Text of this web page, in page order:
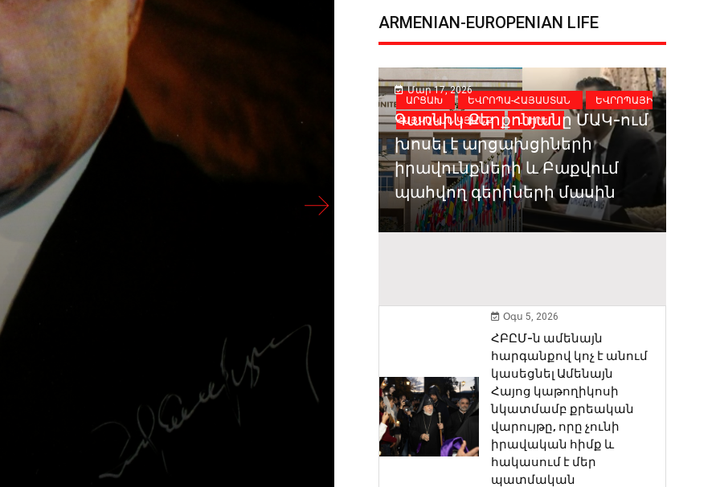
ARMENIAN-EUROPENIAN LIFE
ՀԱՅԿԱԿԱՆ
ԵՎՐՈՊԱՅԻ ՀԱՅԿԱԿԱՆ ԿՅԱՆՔ
ՀՈՒՆԳԱՐԻԱ
բուդապեշտյան համաժողովի
ԱՐՑԱԽ ԵՎՐՈՊԱ-ՀԱՅԱՍՏԱՆ
ԵՎՐՈՊԱՅԻ
ՀԱՅԿԱԿԱՆ ԿՅԱՆՔ
ԼՈՒՐԵՐ
Մար 17, 2026
Գառնիկ Քերքոնյանը ՄԱԿ-ում
խոսել է արցախցիների
իրավունքների և Բաքվում
պահվող գերիների մասին
Օգս 5, 2026
ՀԲԸՄ-ն ամենայն
հարգանքով կոչ է անում
կասեցնել Ամենայն
Հայոց կաթողիկոսի
նկատմամբ քրեական
վարույթը, որը չունի
իրավական հիմք և
հակասում է մեր
պատմական